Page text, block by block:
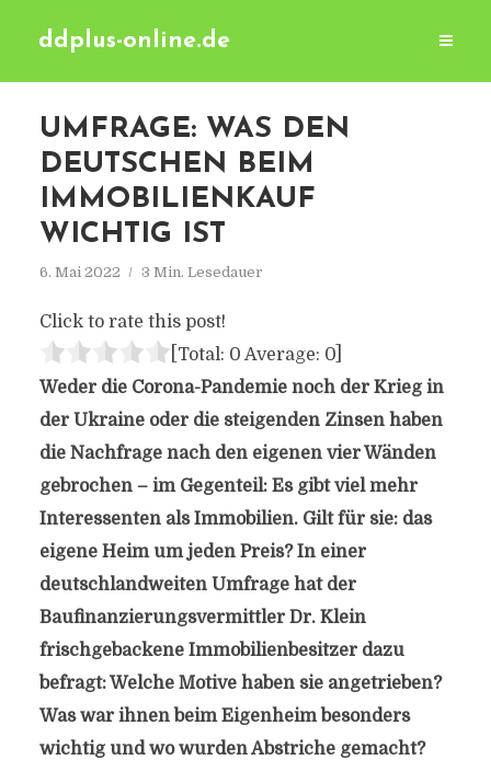
ddplus-online.de
UMFRAGE: WAS DEN
DEUTSCHEN BEIM
IMMOBILIENKAUF
WICHTIG IST
6. Mai 2022 3 Min. Lesedauer
Click to rate this post!
[Total: 0 Average: 0]
Weder die Corona-Pandemie noch der Krieg in
der Ukraine oder die steigenden Zinsen haben
die Nachfrage nach den eigenen vier Wänden
gebrochen – im Gegenteil: Es gibt viel mehr
Interessenten als Immobilien. Gilt für sie: das
eigene Heim um jeden Preis? In einer
deutschlandweiten Umfrage hat der
Baufinanzierungsvermittler Dr. Klein
frischgebackene Immobilienbesitzer dazu
befragt: Welche Motive haben sie angetrieben?
Was war ihnen beim Eigenheim besonders
wichtig und wo wurden Abstriche gemacht?